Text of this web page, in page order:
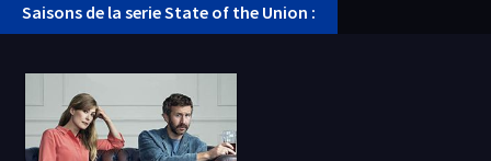
Saisons de la serie State of the Union :